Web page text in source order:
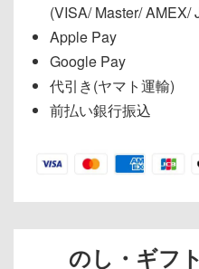
(VISA/ Master/ AMEX/
Apple Pay
Google Pay
代引き(ヤマト運輸)
前払い銀行振込
のし・ギフ